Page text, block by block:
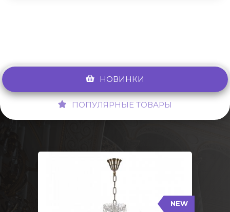
НОВИНКИ
ПОПУЛЯРНЫЕ ТОВАРЫ
NEW
117/10+5/240 Pa